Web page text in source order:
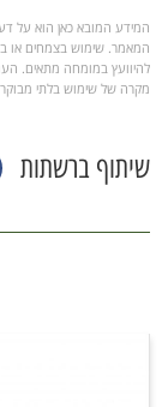
המידע המובא כאן הוא על
המאמר. שימוש בצמחים או
להיוועץ במומחה מתאים.
מקרה של שימוש בלתי
שיתוף ברשתות